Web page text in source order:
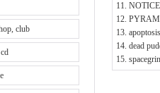
club
11.
12.
13.
14. dead
15.